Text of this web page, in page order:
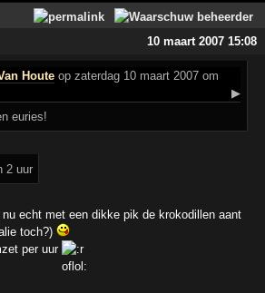
10 maart 2007 15:08
Houte op zaterdag 10 maart 2007 om
▶
euries!
2 uur
echt met een dikke pik de krokodillen aant
toch?)
per uur